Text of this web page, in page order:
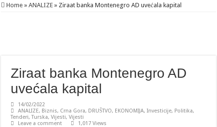
Novosti iz Acibadema
Home » ANALIZE » Ziraat banka Montenegro AD uvećala kapital
Ziraat banka Montenegro AD
uvećala kapital
14/02/2022
ANALIZE, Biznis, Crna Gora, DRUŠTVO, EKONOMIJA,Investicije, Politika,
Tenderi,Turska,Vijesti,Vijesti
Leave a comment
1,017 Views